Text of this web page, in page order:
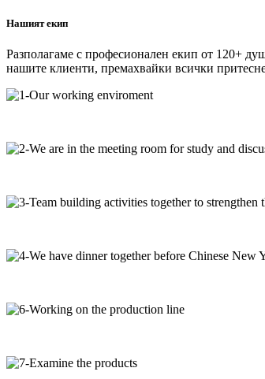
Нашият екип
Разполагаме с професионален екип от 120+
нашите клиенти, премахвайки всички